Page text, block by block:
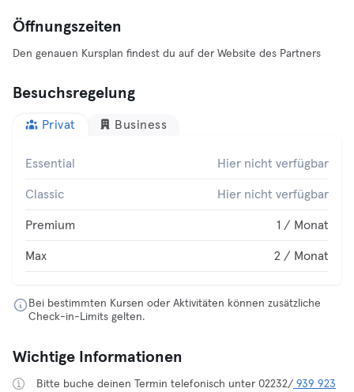
Öffnungszeiten
Den genauen Kursplan findest du auf der Website des Partners
Besuchsregelung
Privat Business
Essential Hier nicht verfügbar
Classic Hier nicht verfügbar
Premium 1 / Monat
Max 2 / Monat
Bei bestimmten Kursen oder Aktivitäten können zusätzliche
Check-in-Limits gelten.
Wichtige Informationen
Bitte buche deinen Termin telefonisch unter 02232/ 939 923